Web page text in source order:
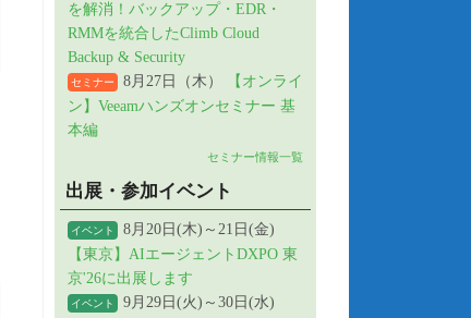
を解消！バックアップ・EDR・
RMMを統合したClimb Cloud
Backup & Security
セミナー 8月27日（木）
【オンライ
ン】Veeamハンズオンセミナー 基
本編
セミナー情報一覧
出展・参加イベント
イベント
8月20日(木)～21日(金)
【東京】AIエージェントDXPO 東
京'26に出展します
イベント
9月29日(火)～30日(水)